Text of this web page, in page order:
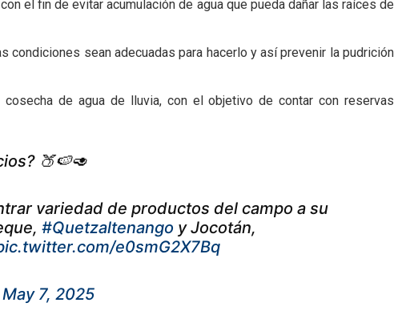
el fin de evitar acumulación de agua que pueda dañar las raíces de
condiciones sean adecuadas para hacerlo y así prevenir la pudrición
de agua de lluvia, con el objetivo de contar con reservas
🍑🍉🥑
variedad de productos del campo a su
#Quetzaltenango y Jocotán,
e0smG2X7Bq
May 7, 2025